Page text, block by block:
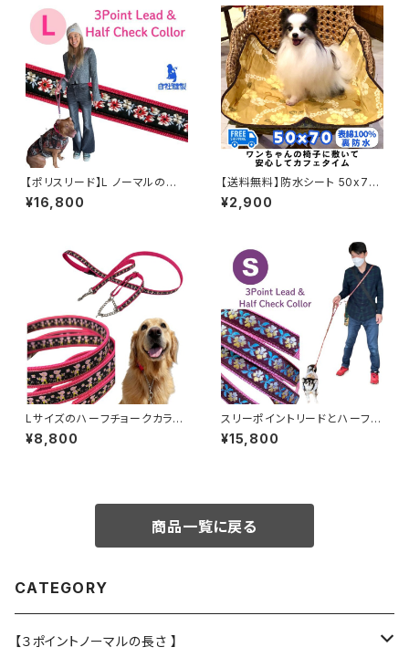
製 オーダーメイド｜ラリーズカ
ンパニー
チョークカラー 日本製 オーダー
メイド｜ラリーズカンパニー
【ポリスリード】L ノーマルの長
さ セット 大型犬用 Lサイズ 3ポ
イントリードとハーフチョークカ
¥16,800
【送料無料】防水シート 50x70
cm 防水ラリシー 犬用 防水マッ
ト マナー対策 洗える 日本製 ラ
¥2,900
Lサイズのハーフチョークカラー
横幅2.5cm 首のサイズに合わ
せて作ります ショートリード付き
¥8,800
スリーポイントリードとハーフチ
ョークカラー【セット】小型犬用
ブラウンフラワー ショルダーリー
¥15,800
商品一覧に戻る
CATEGORY
【３ポイントノーマルの長さ 】